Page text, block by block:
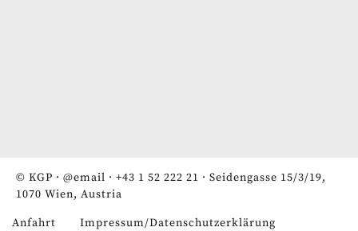
© KGP · @email · +43 1 52 222 21 · Seidengasse 15/3/19,
1070 Wien, Austria
Anfahrt Impressum/Datenschutzerklärung